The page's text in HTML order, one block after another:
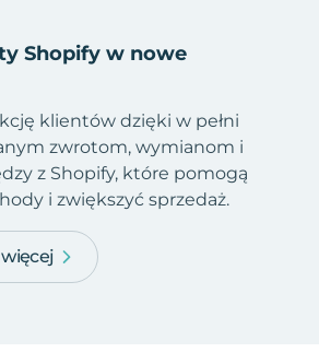
Shopify w nowe
klientów dzięki w pełni
zwrotom, wymianom i
z Shopify, które pomogą
i zwiększyć sprzedaż.